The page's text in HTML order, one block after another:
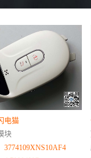
电猫
块
3774109XNS10AF4